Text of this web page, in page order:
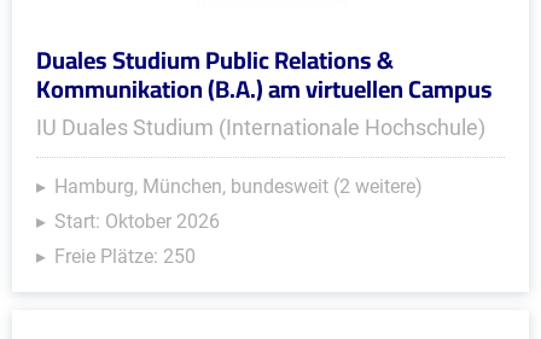
Duales Studium Public Relations &
Kommunikation (B.A.) am virtuellen Campus
IU Duales Studium (Internationale Hochschule)
Hamburg, München, bundesweit (2 weitere)
Start: Oktober 2026
Freie Plätze: 250